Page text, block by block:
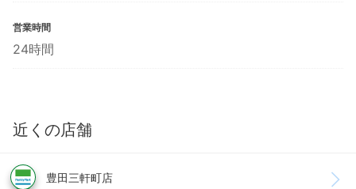
営業時間
24時間
近くの店舗
豊田三軒町店